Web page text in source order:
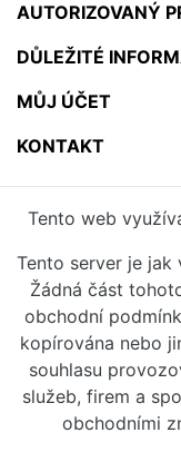
AUTORIZOVANÝ
DŮLEŽITÉ
MŮJ ÚČET
KONTAKT
Tento web
Tento server je
Žádná část
obchodní
kopírována nebo
souhlasu
služeb, firem a
obchodními